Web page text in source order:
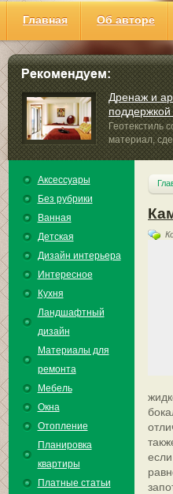
Главная Об авторе
Дренаж и
поддержкой
Геотекстиль
материал,
Аксессуары
Без рубрики
Ванная
Детская
Дизайн интерьера
Интересное
Кухня
Ландшафтный
дизайн
Материалы для
ремонта
Мебель
Окна
Отопление
Планировка
квартиры
Платные статьи